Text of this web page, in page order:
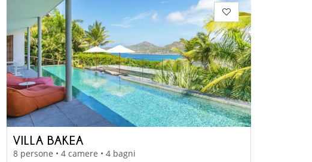
VILLA BAKEA
8 persone • 4 camere • 4 bagni